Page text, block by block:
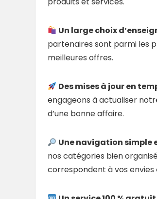
Un large choix
partenaires sont parmi les
meilleures offres.
Des mises à jour en
engageons à actualiser
d’une bonne affaire.
Une navigation simple
nos catégories bien
correspondent à vos envies